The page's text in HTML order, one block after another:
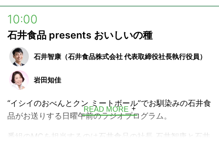
りながら、同時に日本市場も活性化する、そんな意義深く
ダイナミックな投資家の世界をご紹介します。
今の時代を生き抜く経営のヒントも満載です。
この番組を聴けば、明日から世界の見え方が少し変わるか
も知れません。
＊この番組では企業や株主に関する情報を提供しておりますが、投資その他
基にしたラジオドラマです。今週は、どんな声が聴こえて
くるでしょうか。そっと耳をすませてみましょう！
あなたの思いが誰かにつながる。ぜひあなたの声もお寄せ
ください。“絆”のコミュニティはみなさんのご参加をお待
ちしております。
---
“絆”のコミュニティ
https://www.beach.jp/community/KIZUNA/index
10:00
石井食品 presents おいしいの種
石井智康（石井食品株式会社 代表取締役社長執行役員）
岩田知佳
“イシイのおべんとクン ミートボール”でお馴染みの石井食
品がお送りする日曜午前のラジオプログラム。
番組のMCを担当するのは石井食品の社長 石井智康と石井
READ MORE